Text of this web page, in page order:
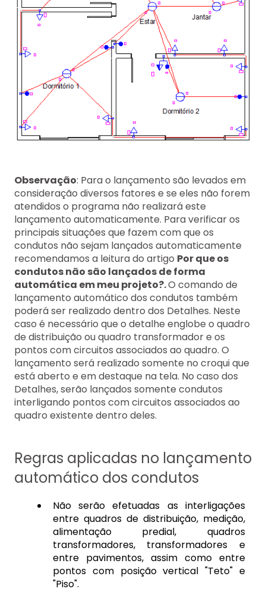
Observação: Para o lançamento são levados em
consideração diversos fatores e se eles não forem
atendidos o programa não realizará este
lançamento automaticamente. Para verificar os
principais situações que fazem com que os
condutos não sejam lançados automaticamente
recomendamos a leitura do artigo Por que os
condutos não são lançados de forma
automática em meu projeto?.O comando de
lançamento automático dos condutos também
poderá ser realizado dentro dos Detalhes. Neste
caso é necessário que o detalhe englobe o quadro
de distribuição ou quadro transformador e os
pontos com circuitos associados ao quadro. O
lançamento será realizado somente no croqui que
está aberto e em destaque na tela. No caso dos
Detalhes, serão lançados somente condutos
interligando pontos com circuitos associados ao
quadro existente dentro deles.
Regras aplicadas no lançamento
automático dos condutos
Não serão efetuadas as interligações
entre quadros de distribuição, medição,
alimentação predial, quadros
transformadores, transformadores e
entre pavimentos, assim como entre
pontos com posição vertical "Teto" e
"Piso".